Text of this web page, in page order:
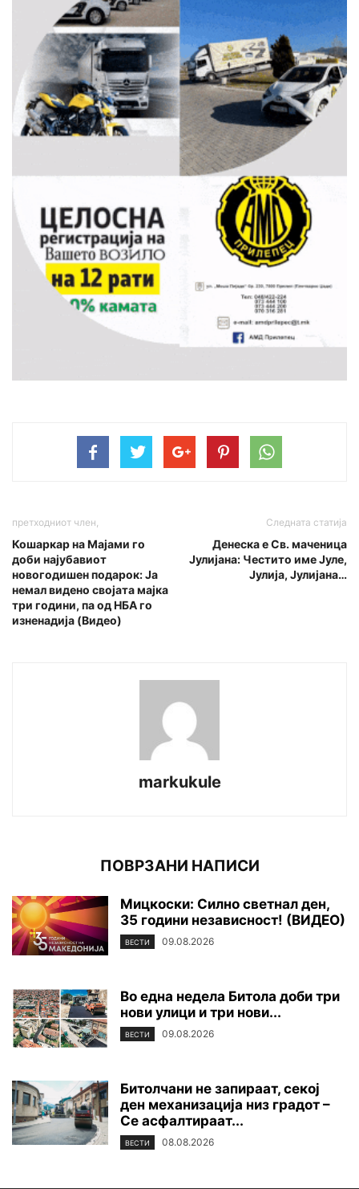
претходниот член,
Кошapкар на Мајами го
доби нajyбавиот
новогодишен подapoк: Ја
немал видeнo свojaта мajка
три години, па од НБА го
изненадиja (Видео)
Следната статија
Денеска е Св. маченица
Јулијана: Честито име Јуле,
Јулија, Јулијана…
markukule
ПОВРЗАНИ НАПИСИ
Мицкоски: Силно светнал ден,
35 години независност! (ВИДЕО)
ВЕСТИ 09.08.2026
Во една недела Битола доби три
нови улици и три нови...
ВЕСТИ 09.08.2026
Битолчани не запираат, секој
ден механизација низ градот –
Се асфалтираат...
ВЕСТИ 08.08.2026